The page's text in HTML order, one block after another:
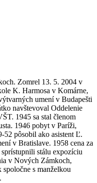
Zomrel 13. 5. 2004 v
K. Harmosa v Komárne,
umení v Budapešti
navštevoval Oddelenie
1945 sa stal členom
1946 pobyt v Paríži,
52 pôsobil ako asistent Ľ.
v Bratislave. 1958 cena za
stálu expozíciu
v Nových Zámkoch,
s manželkou